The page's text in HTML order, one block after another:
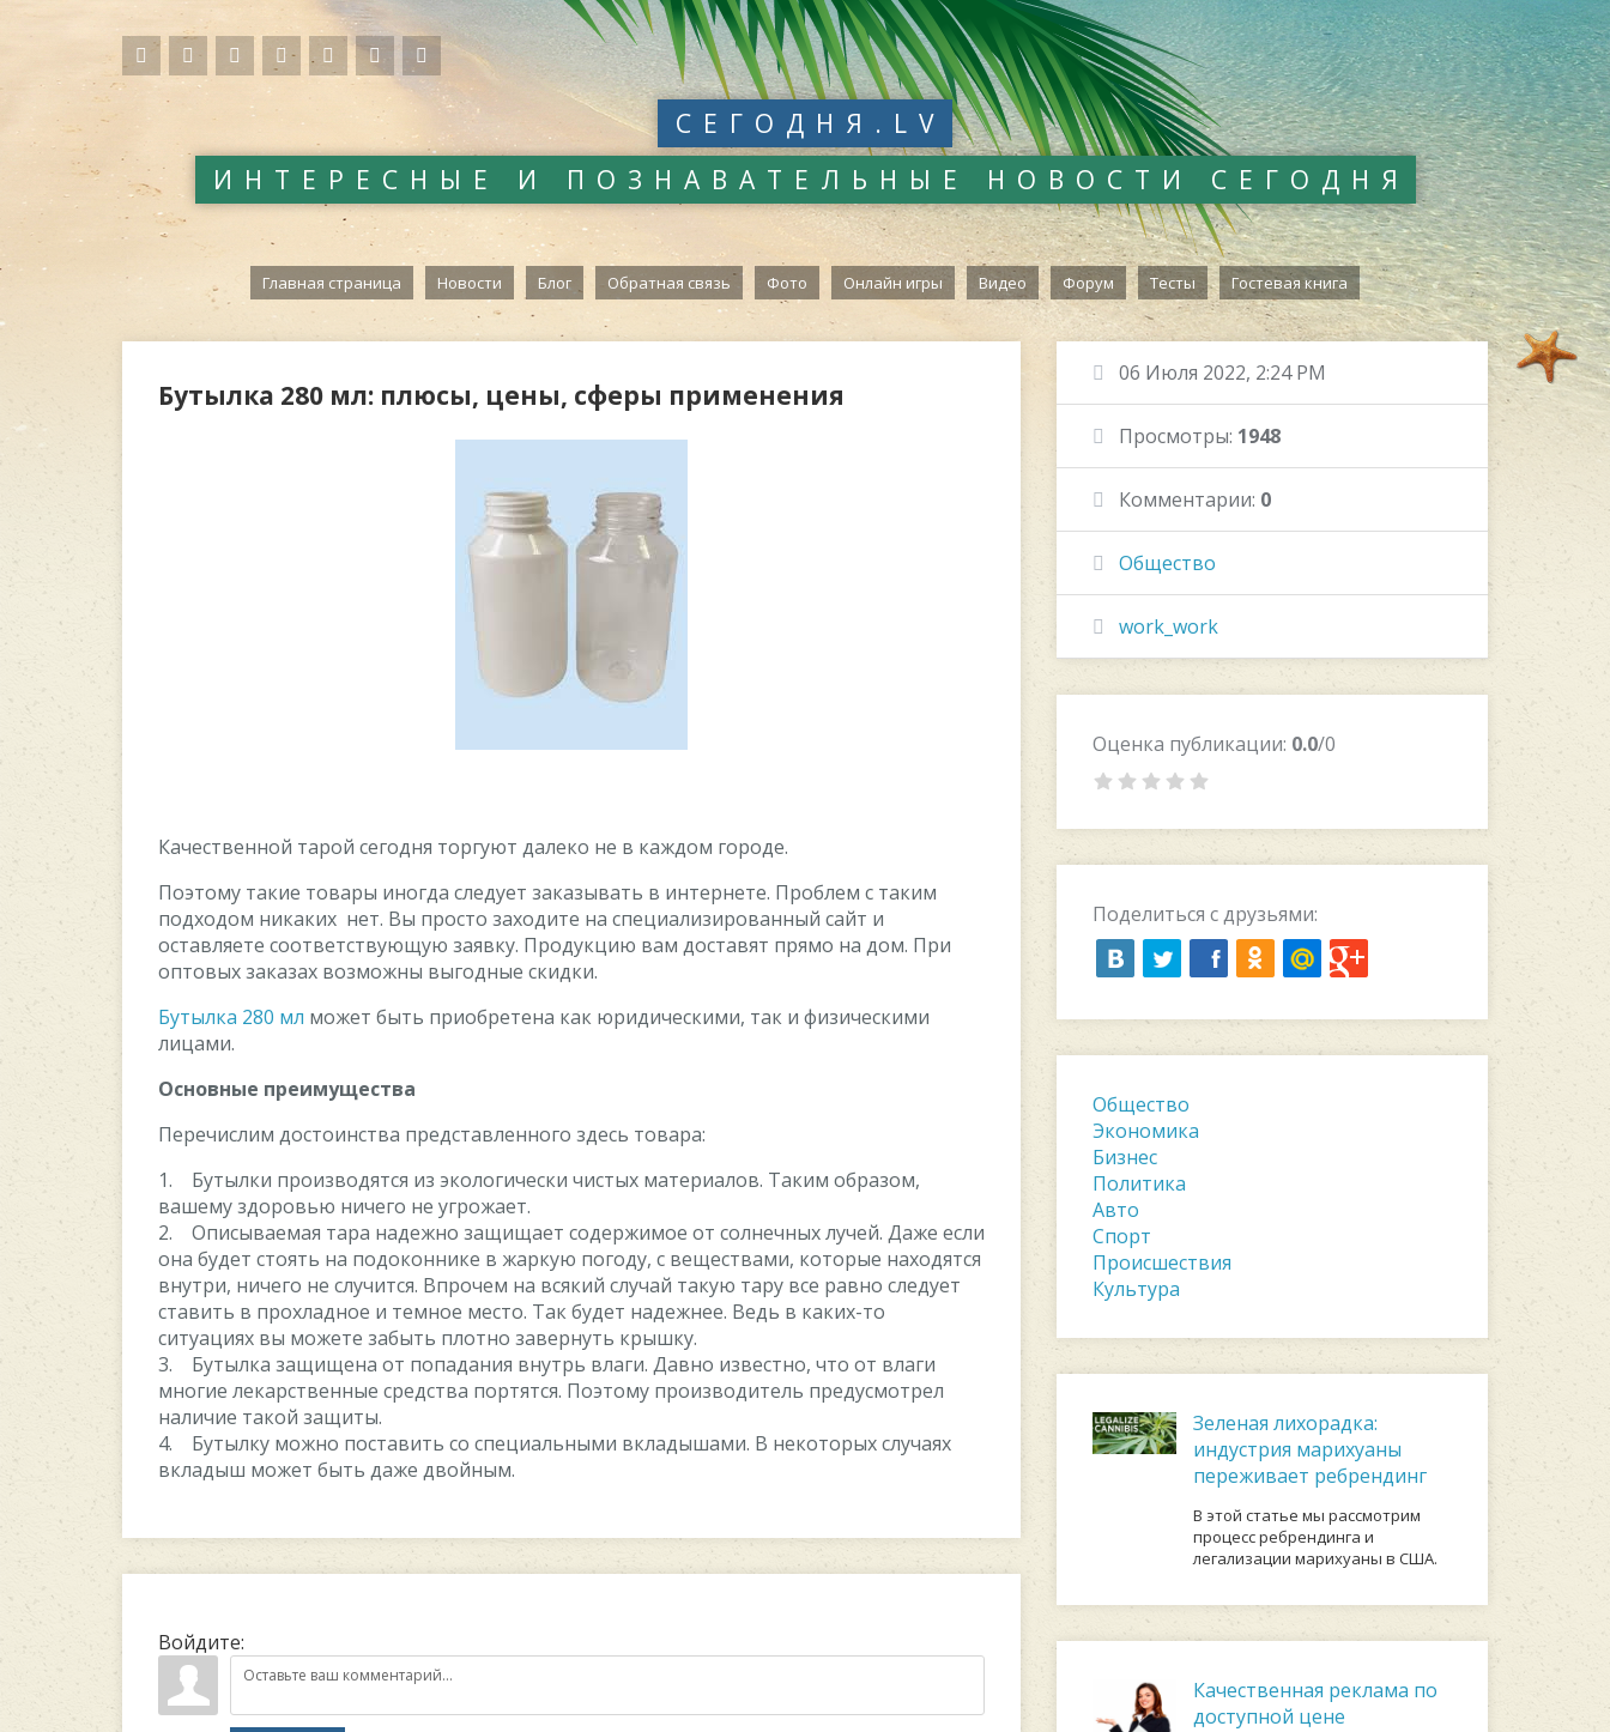
СЕГОДНЯ.LV
ИНТЕРЕСНЫЕ И ПОЗНАВАТЕЛЬНЫЕ НОВОСТИ СЕГОДНЯ
Главная страница Новости Блог Обратная связь Фото Онлайн игры Видео Форум Тесты Гостевая книга
Бутылка 280 мл: плюсы, цены, сферы применения
Качественной тарой сегодня торгуют далеко не в каждом городе.
Поэтому такие товары иногда следует заказывать в интернете. Проблем с таким
подходом никаких нет. Вы просто заходите на специализированный сайт и
оставляете соответствующую заявку. Продукцию вам доставят прямо на дом. При
оптовых заказах возможны выгодные скидки.
Бутылка 280 мл может быть приобретена как юридическими, так и физическими
лицами.
Основные преимущества
Перечислим достоинства представленного здесь товара:
1. Бутылки производятся из экологически чистых материалов. Таким образом,
вашему здоровью ничего не угрожает.
2. Описываемая тара надежно защищает содержимое от солнечных лучей. Даже если
она будет стоять на подоконнике в жаркую погоду, с веществами, которые находятся
внутри, ничего не случится. Впрочем на всякий случай такую тару все равно следует
ставить в прохладное и темное место. Так будет надежнее. Ведь в каких-то
ситуациях вы можете забыть плотно завернуть крышку.
3. Бутылка защищена от попадания внутрь влаги. Давно известно, что от влаги
многие лекарственные средства портятся. Поэтому производитель предусмотрел
наличие такой защиты.
4. Бутылку можно поставить со специальными вкладышами. В некоторых случаях
вкладыш может быть даже двойным.
Войдите:
06 Июля 2022, 2:24 PM
Просмотры: 1948
Комментарии: 0
Общество
work_work
Оценка публикации: 0.0/0
Поделиться с друзьями:
Общество
Экономика
Бизнес
Политика
Авто
Спорт
Происшествия
Культура
Зеленая лихорадка:
индустрия марихуаны
переживает ребрендинг
В этой статье мы рассмотрим
процесс ребрендинга и
легализации марихуаны в США.
Качественная реклама по
доступной цене